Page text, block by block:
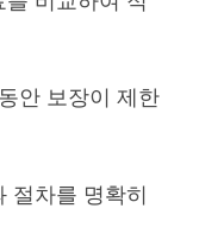
안 보장이 제한
절차를 명확히